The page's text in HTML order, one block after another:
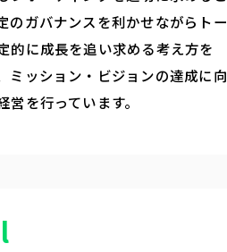
のガバナンスを利かせながらトー
的に成長を追い求める考え方を
ミッション・ビジョンの達成に向
営を行っています。